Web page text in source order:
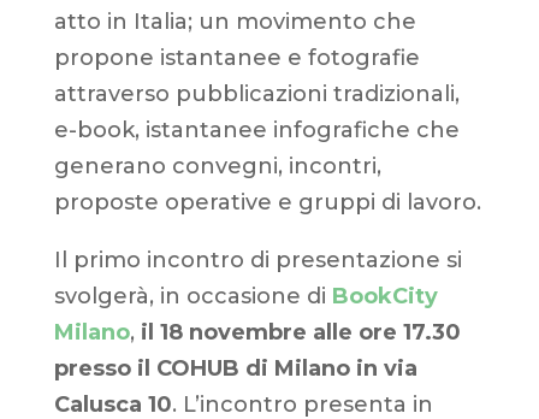
atto in Italia; un movimento che
propone istantanee e fotografie
attraverso pubblicazioni tradizionali,
e-book, istantanee infografiche che
generano convegni, incontri,
proposte operative e gruppi di lavoro.
Il primo incontro di presentazione si
svolgerà, in occasione di BookCity
Milano, il 18 novembre alle ore 17.30
presso il COHUB di Milano in via
Calusca 10. L’incontro presenta in